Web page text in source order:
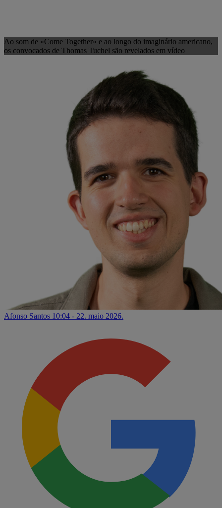
Ao som de «Come Together» e ao longo do imaginário americano,
os convocados de Thomas Tuchel são revelados em vídeo
Afonso Santos 10:04 - 22. maio 2026.